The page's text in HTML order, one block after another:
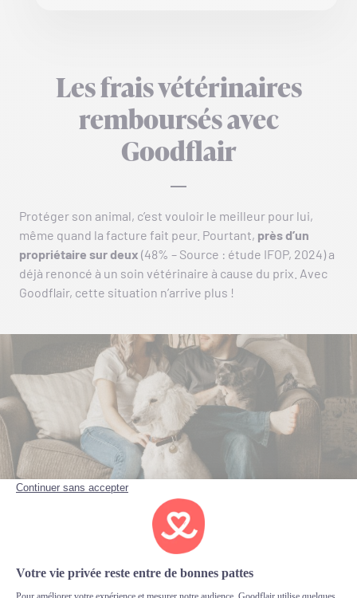
Les frais vétérinaires
remboursés avec
Goodflair
Protéger son animal, c’est vouloir le meilleur pour lui,
même quand la facture fait peur. Pourtant, près d’un
propriétaire sur deux (48% – Source : étude IFOP, 2024) a
déjà renoncé à un soin vétérinaire à cause du prix. Avec
Goodflair, cette situation n’arrive plus !
Consultations vétérinaires : généralistes,
spécialistes, urgences, suivi post-opératoires.
Examens & diagnostics: radiographies,
échographies, scanners, IRM, analyses de